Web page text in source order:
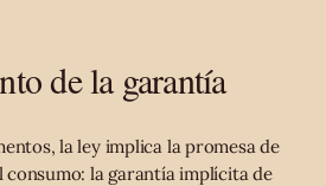
de la garantía
la ley implica la promesa de
consumo: la garantía implícita de